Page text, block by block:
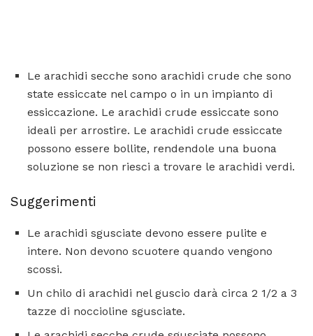
Le arachidi secche sono arachidi crude che sono
state essiccate nel campo o in un impianto di
essiccazione. Le arachidi crude essiccate sono
ideali per arrostire. Le arachidi crude essiccate
possono essere bollite, rendendole una buona
soluzione se non riesci a trovare le arachidi verdi.
Suggerimenti
Le arachidi sgusciate devono essere pulite e
intere. Non devono scuotere quando vengono
scossi.
Un chilo di arachidi nel guscio darà circa 2 1/2 a 3
tazze di noccioline sgusciate.